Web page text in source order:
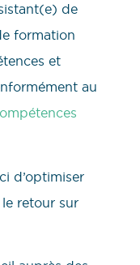
de
formation
et
au
d’optimiser
retour sur